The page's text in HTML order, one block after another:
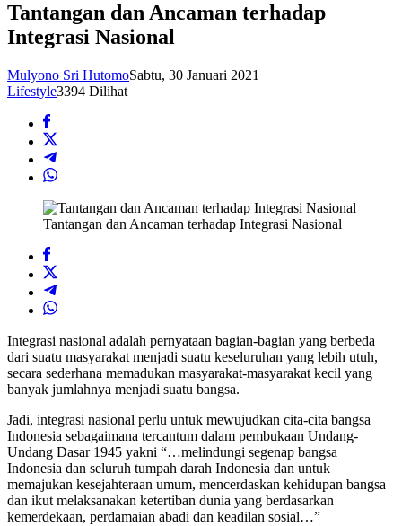
Tantangan dan Ancaman terhadap
Integrasi Nasional
Mulyono Sri HutomoSabtu, 30 Januari 2021
Lifestyle3394 Dilihat
Tantangan dan Ancaman terhadap Integrasi Nasional
Integrasi nasional adalah pernyataan bagian-bagian yang berbeda
dari suatu masyarakat menjadi suatu keseluruhan yang lebih utuh,
secara sederhana memadukan masyarakat-masyarakat kecil yang
banyak jumlahnya menjadi suatu bangsa.
Jadi, integrasi nasional perlu untuk mewujudkan cita-cita bangsa
Indonesia sebagaimana tercantum dalam pembukaan Undang-
Undang Dasar 1945 yakni “…melindungi segenap bangsa
Indonesia dan seluruh tumpah darah Indonesia dan untuk
memajukan kesejahteraan umum, mencerdaskan kehidupan bangsa
dan ikut melaksanakan ketertiban dunia yang berdasarkan
kemerdekaan, perdamaian abadi dan keadilan sosial…”